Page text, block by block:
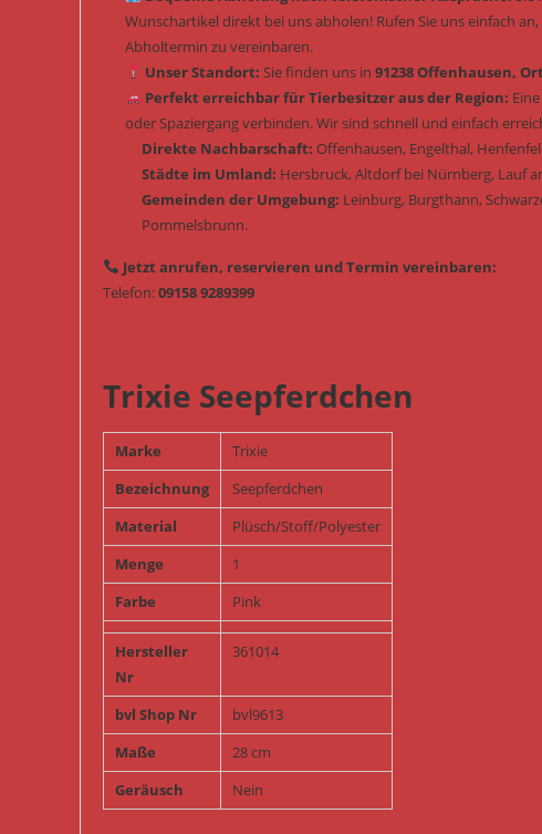
Wunschartikel direkt bei uns abholen! Rufen Sie uns einfach
Abholtermin zu vereinbaren.
Unser Standort: Sie finden uns in 91238 Offenhausen,
Perfekt erreichbar für Tierbesitzer aus der Region:
oder Spaziergang verbinden. Wir sind schnell und einfach
Direkte Nachbarschaft: Offenhausen, Engelthal,
Städte im Umland: Hersbruck, Altdorf bei Nürnberg, Lauf
Gemeinden der Umgebung: Leinburg, Burgthann,
Pommelsbrunn.
Jetzt anrufen, reservieren und Termin vereinbaren:
Telefon:09158 9289399
Trixie Seepferdchen
Marke
Trixie
Bezeichnung
Seepferdchen
Material
Plüsch/Stoff/Polyester
Menge
1
Farbe
Pink
Hersteller
Nr
361014
bvl Shop Nr
bvl9613
Maße
28 cm
Geräusch
Nein